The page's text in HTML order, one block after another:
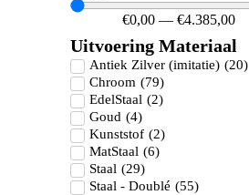
€0,00 —€4.385,00
Uitvoering Materiaal
Antiek Zilver (imitatie) (20)
Chroom (79)
EdelStaal (2)
Goud (4)
Kunststof (2)
MatStaal (6)
Staal (29)
Staal - Doublé (55)